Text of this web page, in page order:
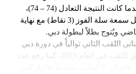
حتى الثواني الأخيرة، فعندما كانت النتيجة التعادل (74 – 74)،
سجل الأسطورة إسماعيل سمعة سلة الفوز (3 نقاط) مع نهاية
ويُتوج بطلاً لبطولة دبي.
اللقب الثاني توالياً في دورة دبي
الدولية بعد أن سبق وحقق اللقب في العام 2023، كما رفع عدد